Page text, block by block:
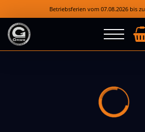
Betriebsferien vom 07.08.2026 bis